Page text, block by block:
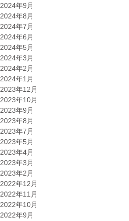
2024年9月
2024年8月
2024年7月
2024年6月
2024年5月
2024年3月
2024年2月
2024年1月
2023年12月
2023年10月
2023年9月
2023年8月
2023年7月
2023年5月
2023年4月
2023年3月
2023年2月
2022年12月
2022年11月
2022年10月
2022年9月